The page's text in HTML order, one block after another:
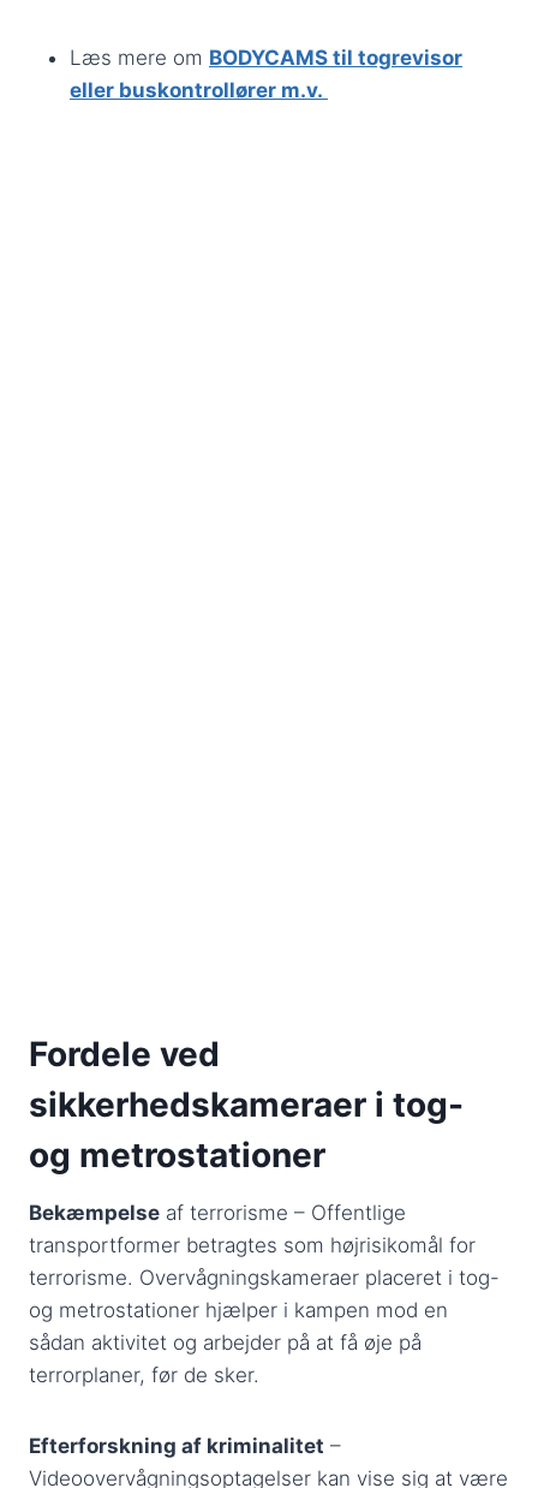
Læs mere om BODYCAMS til togrevisor
eller buskontrollører m.v.
Fordele ved
sikkerhedskameraer i tog-
og metrostationer
Bekæmpelse af terrorisme – Offentlige
transportformer betragtes som højrisikomål for
terrorisme. Overvågningskameraer placeret i tog-
og metrostationer hjælper i kampen mod en
sådan aktivitet og arbejder på at få øje på
terrorplaner, før de sker.
Efterforskning af kriminalitet –
Videoovervågningsoptagelser kan vise sig at være